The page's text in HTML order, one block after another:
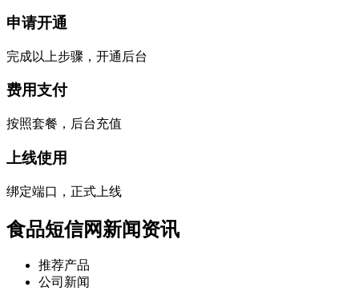
申请开通
完成以上步骤，开通后台
费用支付
按照套餐，后台充值
上线使用
绑定端口，正式上线
食品短信网新闻资讯
推荐产品
公司新闻